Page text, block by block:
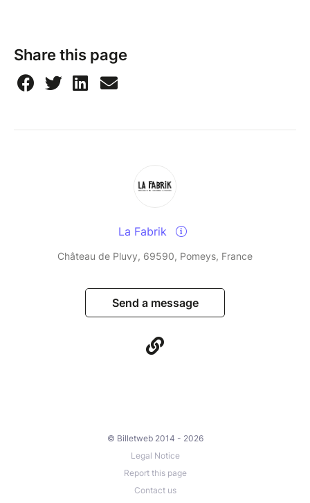
Share this page
La Fabrik
Château de Pluvy, 69590, Pomeys, France
Send a message
© Billetweb 2014 - 2026
Legal Notice
Report this page
Contact us